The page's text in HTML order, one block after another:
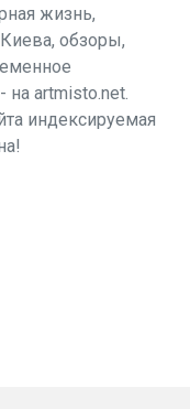
жизнь,
обзоры,
на artmisto.net.
индексируемая